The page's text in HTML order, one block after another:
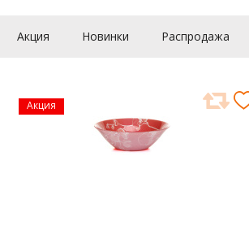
Акция Новинки Распродажа
Акция